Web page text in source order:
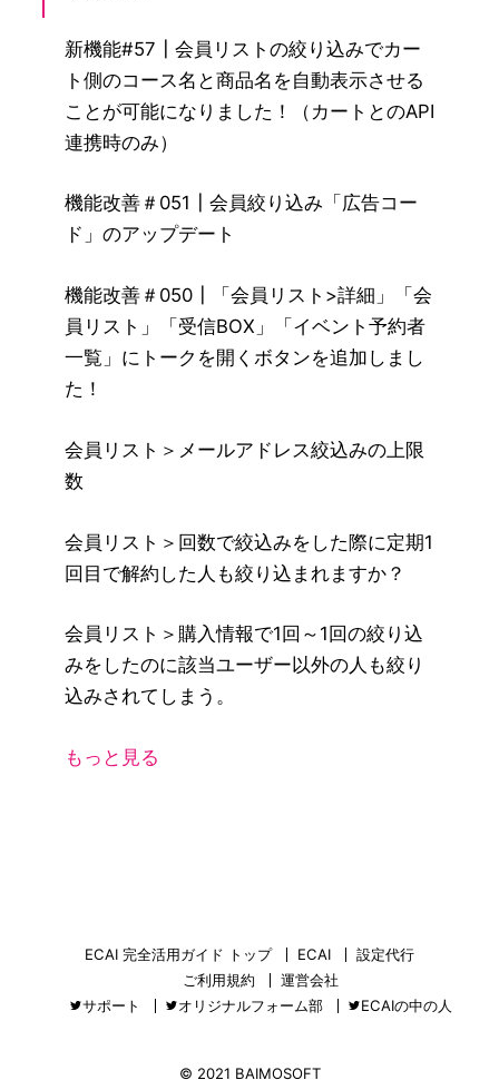
新機能#57┃会員リストの絞り込みでカー
ト側のコース名と商品名を自動表示させる
ことが可能になりました！（カートとのAPI
連携時のみ）
機能改善＃051┃会員絞り込み「広告コー
ド」のアップデート
機能改善＃050┃「会員リスト>詳細」「会
員リスト」「受信BOX」「イベント予約者
一覧」にトークを開くボタンを追加しまし
た！
会員リスト＞メールアドレス絞込みの上限
数
会員リスト＞回数で絞込みをした際に定期1
回目で解約した人も絞り込まれますか？
会員リスト＞購入情報で1回～1回の絞り込
みをしたのに該当ユーザー以外の人も絞り
込みされてしまう。
もっと見る
ECAI 完全活用ガイド トップ ECAI
設定代行
ご利用規約
運営会社
サポート
オリジナルフォーム部 ECAIの中の人
© 2021 BAIMOSOFT